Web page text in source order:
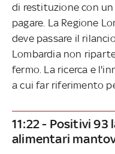
di restituzione con
pagare. La Regione
deve passare il
Lombardia non
fermo. La ricerca e
a cui far riferimento
11:22 - Positivi
alimentari